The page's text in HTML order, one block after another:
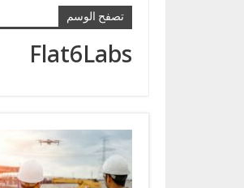
تصفح الوسم
Flat6Labs